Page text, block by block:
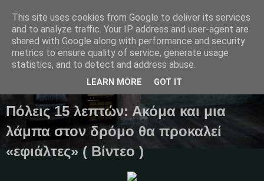
Μαγκαζίνο,ειδήσεις,απόψεις...
Πόλεις 15 λεπτών: Ακόμα και μια
λάμπα στον δρόμο θα προκαλεί
«εφιάλτες» ( Βίντεο )
This site uses cookies from Google to deliver its services
and to analyze traffic. Your IP address and user-agent are
shared with Google along with performance and security
metrics to ensure quality of service, generate usage
statistics, and to detect and address abuse.
LEARN MORE GOT IT